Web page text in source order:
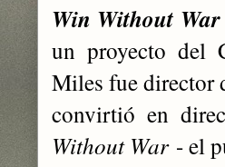
Win Without War
un proyecto del
Miles fue director
convirtió en
Without War- el